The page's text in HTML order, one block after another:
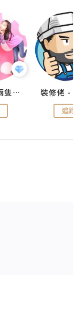
儍媽媽與兩隻小魔怪之家
追蹤